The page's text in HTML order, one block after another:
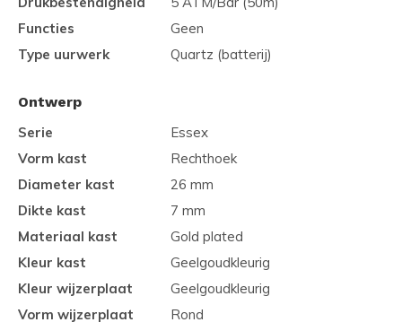
Functies
Geen
Type uurwerk
Quartz (batterij)
Ontwerp
Serie
Essex
Vorm kast
Rechthoek
Diameter kast
26 mm
Dikte kast
7 mm
Materiaal kast
Gold plated
Kleur kast
Geelgoudkleurig
Kleur wijzerplaat
Geelgoudkleurig
Vorm wijzerplaat
Rond